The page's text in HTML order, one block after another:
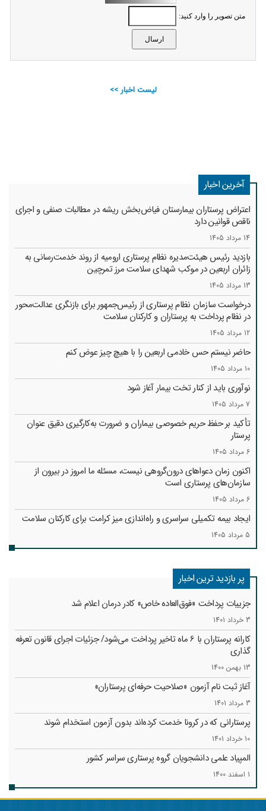
متن تصویر را وارد کنید:
لیست اخبار >>
آخرین اخبار
اعتراض پرستاران بیمارستان فیاض‌بخش ریشه در مطالبات صنفی و اجرای
ناقص قوانین دارد
14 مرداد 1405
بازدید رئیس هیئت‌مدیره نظام پرستاری ارومیه از روند خدمت‌رسانی به
زائران اربعین در موکب شهدای سلامت مرز تمرچین
13 مرداد 1405
درخواست سازمان نظام پرستاری از رئیس‌جمهور برای بازنگری عدالت‌محور
در نظام پرداخت به پرستاران و کارکنان سلامت
12 مرداد 1405
حاضر نیستم حس خادمی اربعین را با هیچ چیز عوض کنم
10 مرداد 1405
نوآوری باید از کنار تخت بیمار آغاز شود
7 مرداد 1405
تأکید بر حفظ حریم خصوصی بیماران و ضرورت به‌کارگیری دقیق عنوان
پرستار
6 مرداد 1405
اکنون زمان دعواهای درون‌گروهی نیست، مسئله ما امروز در بیرون از
سازمان‌های پرستاری است
6 مرداد 1405
ایجاد بیمه تکمیلی سراسری و راه‌اندازی میز کرامت برای کارکنان سلامت
5 مرداد 1405
پر بازدید ترین اخبار
جزییات پرداخت «فوق‌العاده خاص» کادر درمان اعلام شد
3 خرداد 1401
کارانه‌ پرستاران با 6 ماه تاخیر پرداخت می‌شود/ جزئیات اجرای قانون تعرفه
گذاری
13 بهمن 1400
آغاز ثبت نام آزمون «صلاحیت حرفه‌ای پرستاران»
3 مرداد 1401
پرستارانی که در کرونا خدمت کرد‌ه‌اند بدون آزمون استخدام شوند
10 خرداد 1401
المپیاد علمی دانشجویان گروه پرستاری سراسر کشور
1 اسفند 1400